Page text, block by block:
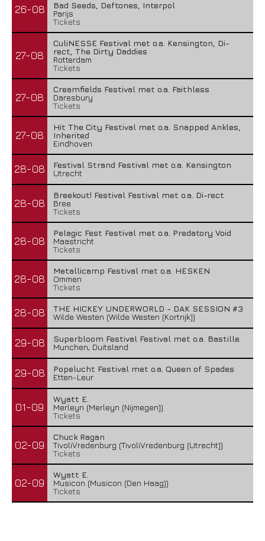
26-08
Bad Seeds, Deftones, Interpol
Parijs
Tickets
27-08
CuliNESSE Festival met o.a. Kensington, Di-
rect, The Dirty Daddies
Rotterdam
Tickets
27-08
Creamfields Festival met o.a. Faithless
Daresbury
Tickets
27-08
Hit The City Festival met o.a. Snapped Ankles,
Inherited
Eindhoven
28-08
Festival Strand Festival met o.a. Kensington
Utrecht
28-08
Breekout! Festival Festival met o.a. Di-rect
Bree
Tickets
28-08
Pelagic Fest Festival met o.a. Predatory Void
Maastricht
Tickets
28-08
Metallicamp Festival met o.a. HESKEN
Ommen
Tickets
28-08
THE HICKEY UNDERWORLD - DAK SESSION #3
Wilde Westen (Wilde Westen (Kortrijk))
29-08
Superbloom Festival Festival met o.a. Bastille
Munchen, Duitsland
29-08
Popelucht Festival met o.a. Queen of Spades
Etten-Leur
01-09
Wyatt E.
Merleyn (Merleyn (Nijmegen))
Tickets
02-09
Chuck Ragan
TivoliVredenburg (TivoliVredenburg (Utrecht))
Tickets
02-09
Wyatt E.
Musicon (Musicon (Den Haag))
Tickets